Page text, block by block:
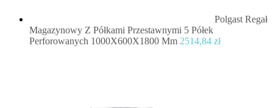
Polgast Regał
Magazynowy Z Półkami Przestawnymi 5 Półek
Perforowanych 1000X600X1800 Mm 2514,84 zł